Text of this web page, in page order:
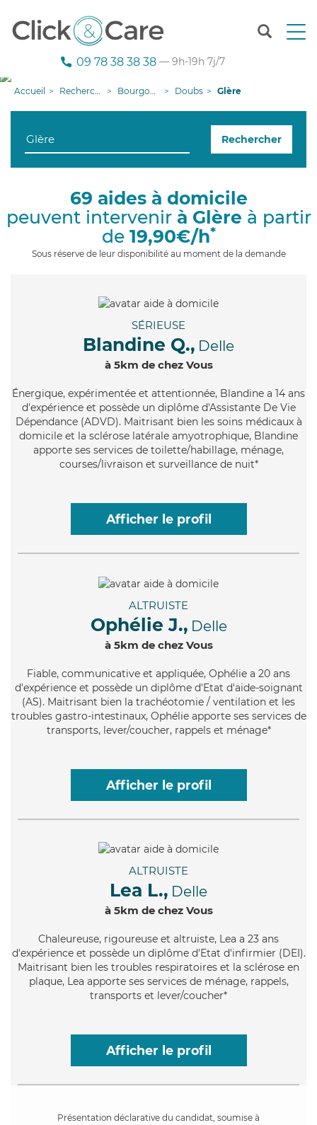
T
n
g
i
09 78 38 38 38 — 9h-19h 7j/7
Accueil Recherche aide à domicile Bourgogne-Franche-Comté Doubs Glère
Rechercher
69 aides à domicile
peuvent intervenir à Glère à partir
de 19,90€/h*
Sous réserve de leur disponibilité au moment de la demande
SÉRIEUSE
Blandine Q., Delle
à 5km de chez Vous
Énergique, expérimentée et attentionnée, Blandine a 14 ans
d'expérience et possède un diplôme d'Assistante De Vie
Dépendance (ADVD). Maitrisant bien les soins médicaux à
domicile et la sclérose latérale amyotrophique, Blandine
apporte ses services de toilette/habillage, ménage,
courses/livraison et surveillance de nuit*
Afficher le profil
ALTRUISTE
Ophélie J., Delle
à 5km de chez Vous
Fiable, communicative et appliquée, Ophélie a 20 ans
d'expérience et possède un diplôme d'Etat d'aide-soignant
(AS). Maitrisant bien la trachéotomie / ventilation et les
troubles gastro-intestinaux, Ophélie apporte ses services de
transports, lever/coucher, rappels et ménage*
Afficher le profil
ALTRUISTE
Lea L., Delle
à 5km de chez Vous
Chaleureuse, rigoureuse et altruiste, Lea a 23 ans
d'expérience et possède un diplôme d'Etat d'infirmier (DEI).
Maitrisant bien les troubles respiratoires et la sclérose en
plaque, Lea apporte ses services de ménage, rappels,
transports et lever/coucher*
Afficher le profil
Présentation déclarative du candidat, soumise à